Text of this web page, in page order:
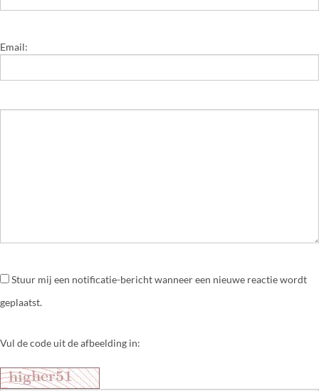
Email:
Stuur mij een notificatie-bericht wanneer een nieuwe reactie wordt
geplaatst.
Vul de code uit de afbeelding in: